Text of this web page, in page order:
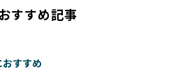
んの心身の福祉やブリーダーの責任
って選択の判断が難しい現状があり
、ワンちゃんの身体的な負担が大き
されることで他の犬や人間との意思
すすめ記事
すすめ